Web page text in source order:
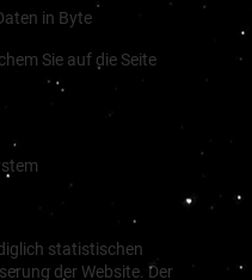
in Byte
Sie auf die Seite
statistischen
der Website. Der